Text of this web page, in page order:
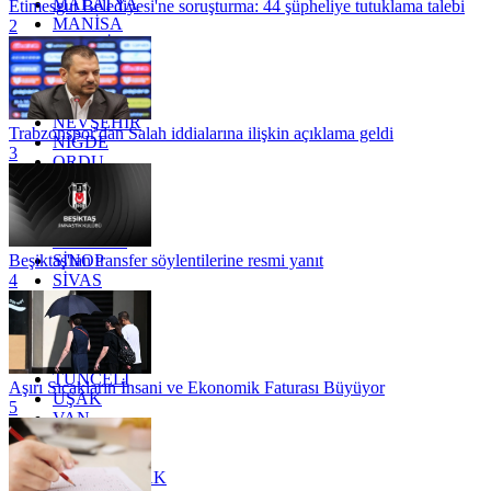
MANİSA
MARDİN
MERSİN
MUĞLA
MUŞ
NEVŞEHİR
NİĞDE
ORDU
OSMANİYE
RİZE
SAKARYA
SİNOP
SİVAS
SİİRT
TEKİRDAĞ
TOKAT
TRABZON
TUNCELİ
UŞAK
VAN
YALOVA
YOZGAT
ZONGULDAK
Etimesgut Belediyesi'ne soruşturma: 44 şüpheliye tutuklama talebi
2
Trabzonspor'dan Salah iddialarına ilişkin açıklama geldi
3
Beşiktaş'tan transfer söylentilerine resmi yanıt
4
Aşırı Sıcakların İnsani ve Ekonomik Faturası Büyüyor
5